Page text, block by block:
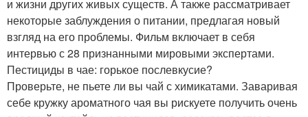
и жизни других живых существ. А также рассматривает
некоторые заблуждения о питании, предлагая новый
взгляд на его проблемы. Фильм включает в себя
интервью с 28 признанными мировыми экспертами.
Пестициды в чае: горькое послевкусие?
Проверьте, не пьете ли вы чай с химикатами. Заваривая
себе кружку ароматного чая вы рискуете получить очень